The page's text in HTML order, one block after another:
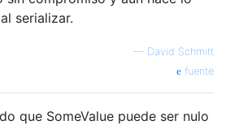
serializar.
— David Schmitt
fuente
que SomeValue puede ser nulo